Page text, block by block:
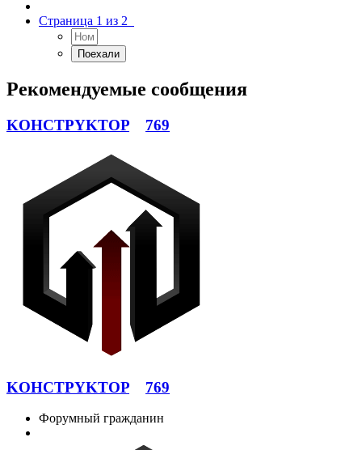
Страница 1 из 2
Рекомендуемые сообщения
KOHCTPYKTOP 769
KOHCTPYKTOP 769
Форумный гражданин